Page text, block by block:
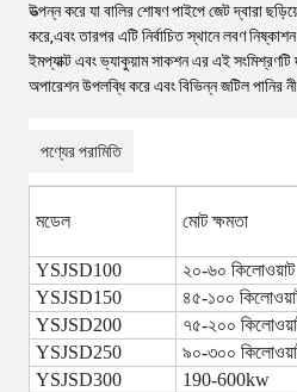
উত্পন্ন করে যা বালির শোষণ পাইপে জেট দ্বারা
করে,এবং তারপর এটি নির্বাচিত স্থানে লবণ
ইমপ্যাক্ট এবং ভ্যাকুয়াম সাকশন এর এই
অপারেশন উপলব্ধি করে এবং বিভিন্ন জটিল পানির
পণ্যের পরামিতি
মডেল মোট ক্ষমতা
YSJSD100 ২০-৬০ কিলোওয়াট
YSJSD150
৪৫-১০০
YSJSD200
৭৫-২০০
YSJSD250
৯০-৩০০
YSJSD300
190-600kw